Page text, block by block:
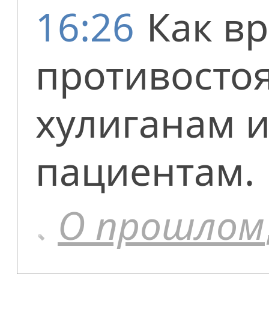
16:26 Как
хулиганам
пациентам.
О прошлом